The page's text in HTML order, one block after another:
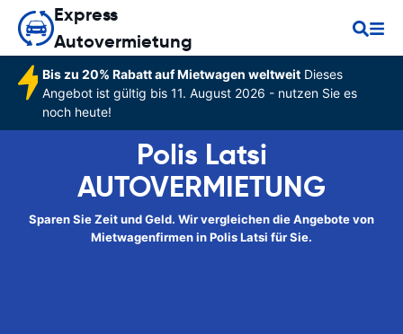
Express
Autovermietung
Bis zu 20% Rabatt auf Mietwagen weltweitDieses
Angebot ist gültig bis 11. August 2026 - nutzen Sie es
noch heute!
Polis Latsi
AUTOVERMIETUNG
Sparen Sie Zeit und Geld. Wir vergleichen die Angebote von
Mietwagenfirmen in Polis Latsi für Sie.